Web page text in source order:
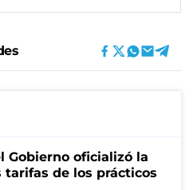
Gobierno oficializó la
tarifas de los prácticos